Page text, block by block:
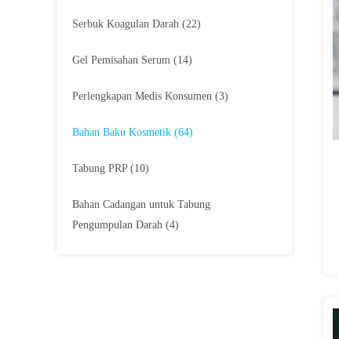
Serbuk Koagulan Darah (22)
Gel Pemisahan Serum (14)
Perlengkapan Medis Konsumen (3)
Bahan Baku Kosmetik (64)
Tabung PRP (10)
Bahan Cadangan untuk Tabung
Pengumpulan Darah (4)